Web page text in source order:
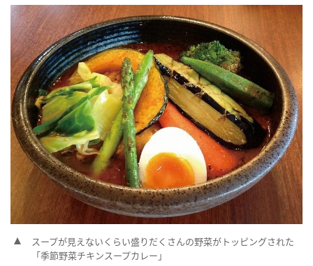
スープが見えないくらい盛りだくさんの野菜がトッピングされた
「季節野菜チキンスープカレー」